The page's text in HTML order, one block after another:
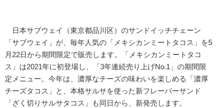
日本サブウェイ（東京都品川区）のサンドイッチチェーン
「サブウェイ」が、毎年人気の「メキシカンミートタコス」を5
月22日から期間限定で販売します。「メキシカンミートタコ
ス」は2021年に初登場し、「3年連続売り上げNo.1」の期間限
定メニュー。今年は、濃厚なチーズの味わいを楽しめる「濃厚
チーズタコス」と、本格サルサを使った新フレーバーサンド
「ざく切りサルサタコス」も同日から、新発売します。